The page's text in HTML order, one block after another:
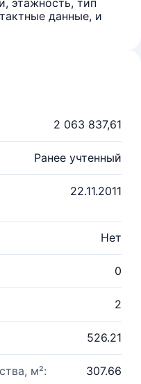
этажность, тип
данные, и
2 063 837,61
Ранее учтенный
22.11.2011
Нет
0
2
526.21
м²: 307.66